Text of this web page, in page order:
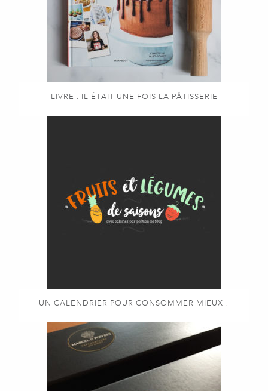
LIVRE : IL ÉTAIT UNE FOIS LA PÂTISSERIE
UN CALENDRIER POUR CONSOMMER MIEUX !